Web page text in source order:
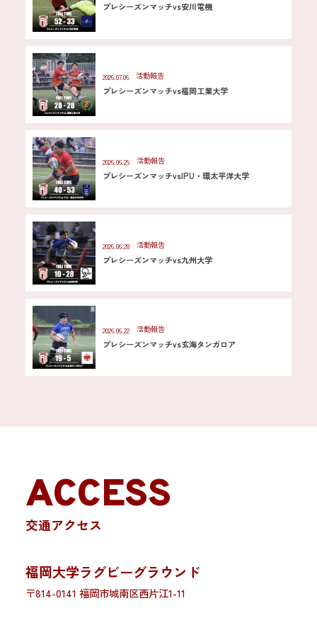
プレシーズンマッチvs安川電機
2026.07.06 活動報告
プレシーズンマッチvs福岡工業大学
2026.06.29 活動報告
プレシーズンマッチvsIPU・環太平洋大学
2026.06.28 活動報告
プレシーズンマッチvs九州大学
2026.06.22 活動報告
プレシーズンマッチvs玄海タンガロア
ACCESS
交通アクセス
福岡大学ラグビーグラウンド
〒814-0141 福岡市城南区西片江1-11